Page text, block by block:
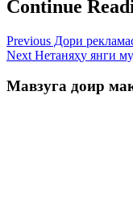
Continue
Previous Дори
Next Нетаняҳу янги
Мавзуга доир